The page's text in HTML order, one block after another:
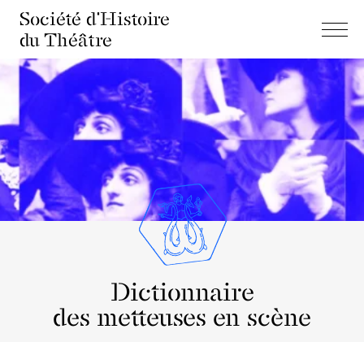
Société d'Histoire
du Théâtre
Dictionnaire
des metteuses en scène